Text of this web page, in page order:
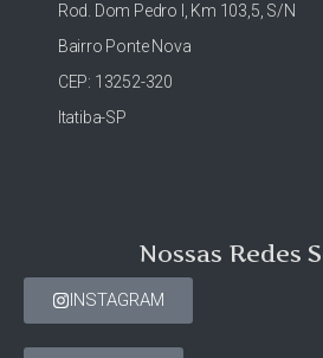
Rod. Dom Pedro I, Km 103,5, S/N
Bairro Ponte Nova
CEP: 13252-320
Itatiba-SP
Nossas Redes
INSTAGRAM